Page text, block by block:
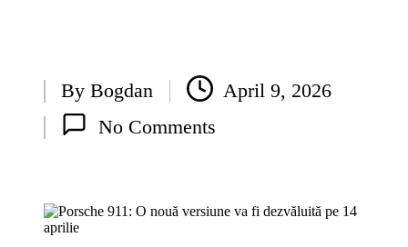
Posted
by
ByBogdan
April 9, 2026
No Comments